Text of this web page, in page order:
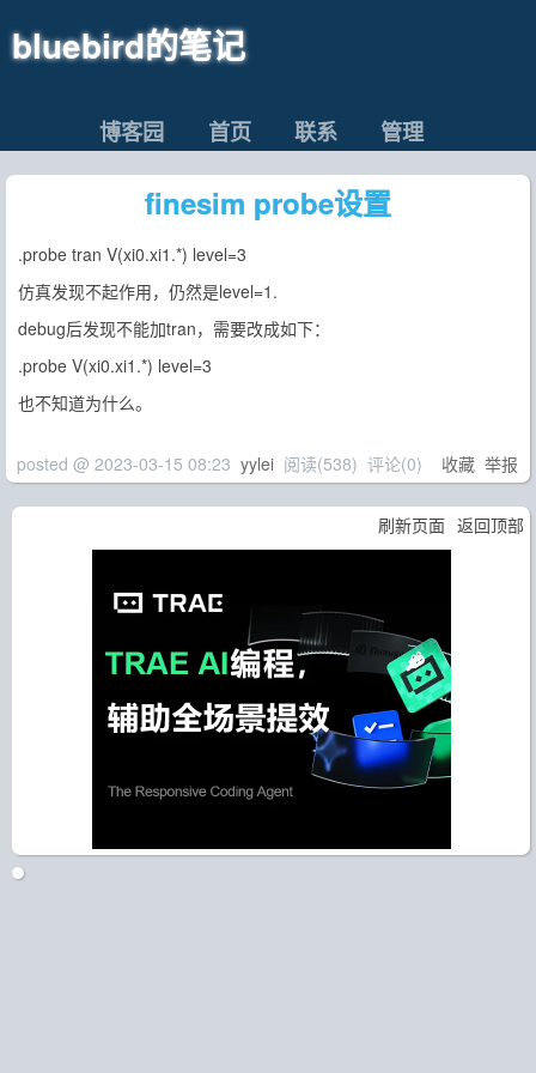
bluebird的笔记
博客园 首页 联系 管理
finesim probe设置
.probe tran V(xi0.xi1.*) level=3
仿真发现不起作用，仍然是level=1.
debug后发现不能加tran，需要改成如下：
.probe V(xi0.xi1.*) level=3
也不知道为什么。
posted @ 2023-03-15 08:23 yylei 阅读(538) 评论(0) 收藏 举报
刷新页面 返回顶部